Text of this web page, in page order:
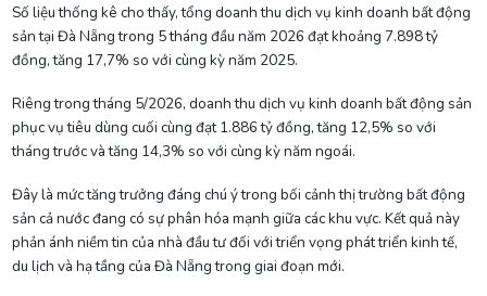
Số liệu thống kê cho thấy, tổng doanh thu dịch vụ kinh doanh bất động
sản tại Đà Nẵng trong 5 tháng đầu năm 2026 đạt khoảng 7.898 tỷ
đồng, tăng 17,7% so với cùng kỳ năm 2025.
Riêng trong tháng 5/2026, doanh thu dịch vụ kinh doanh bất động sản
phục vụ tiêu dùng cuối cùng đạt 1.886 tỷ đồng, tăng 12,5% so với
tháng trước và tăng 14,3% so với cùng kỳ năm ngoái.
Đây là mức tăng trưởng đáng chú ý trong bối cảnh thị trường bất động
sản cả nước đang có sự phân hóa mạnh giữa các khu vực. Kết quả này
phản ánh niềm tin của nhà đầu tư đối với triển vọng phát triển kinh tế,
du lịch và hạ tầng của Đà Nẵng trong giai đoạn mới.